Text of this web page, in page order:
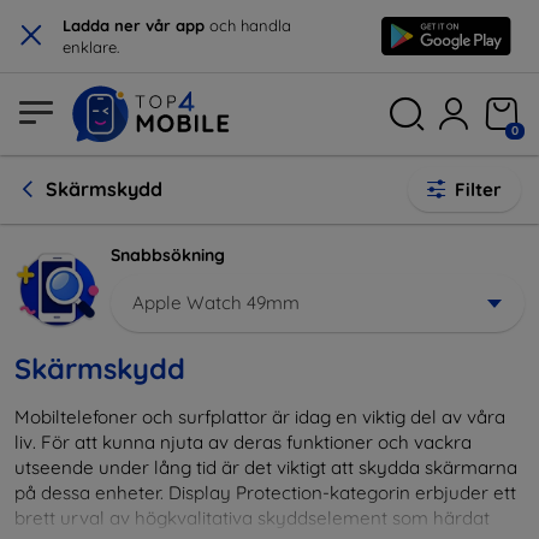
× Ladda ner vår app och handla
enklare.
0
Skärmskydd Filter
Snabbsökning
Apple Watch 49mm
Skärmskydd
Mobiltelefoner och surfplattor är idag en viktig del av våra
liv. För att kunna njuta av deras funktioner och vackra
utseende under lång tid är det viktigt att skydda skärmarna
på dessa enheter. Display Protection-kategorin erbjuder ett
brett urval av högkvalitativa skyddselement som härdat